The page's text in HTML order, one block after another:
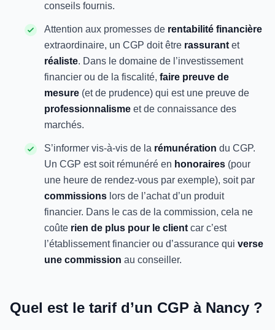
conseils fournis.
Attention aux promesses de rentabilité financière
extraordinaire, un CGP doit être rassurant et
réaliste. Dans le domaine de l’investissement
financier ou de la fiscalité, faire preuve de
mesure (et de prudence) qui est une preuve de
professionnalisme et de connaissance des
marchés.
S’informer vis-à-vis de la rémunération du CGP.
Un CGP est soit rémunéré en honoraires (pour
une heure de rendez-vous par exemple), soit par
commissions lors de l’achat d’un produit
financier. Dans le cas de la commission, cela ne
coûte rien de plus pour le client car c’est
l’établissement financier ou d’assurance qui verse
une commission au conseiller.
Quel est le tarif d’un CGP à Nancy ?